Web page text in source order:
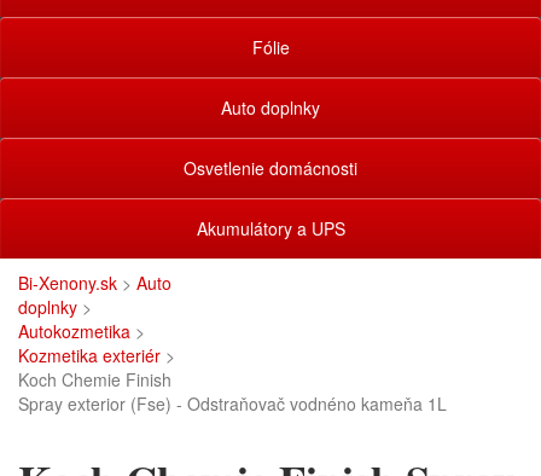
Fólie
Auto doplnky
Osvetlenie domácnosti
Akumulátory a UPS
Bi-Xenony.sk > Auto
doplnky >
Autokozmetika >
Kozmetika exteriér >
Koch Chemie Finish
Spray exterior (Fse) - Odstraňovač vodnéno kameňa 1L